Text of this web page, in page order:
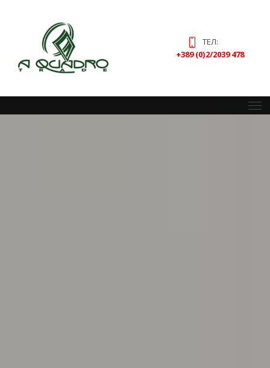
ТЕЛ:
+389 (0)2/2039 478